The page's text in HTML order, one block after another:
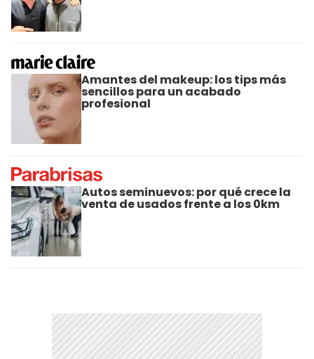
Amantes del makeup: los tips más
sencillos para un acabado
profesional
Autos seminuevos: por qué crece la
venta de usados frente a los 0km